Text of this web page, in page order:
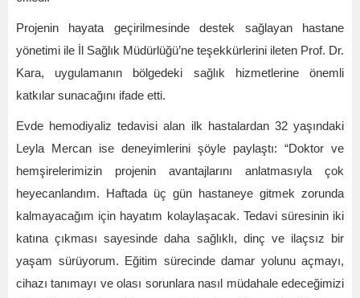
Projenin hayata geçirilmesinde destek sağlayan hastane
yönetimi ile İl Sağlık Müdürlüğü’ne teşekkürlerini ileten Prof. Dr.
Kara, uygulamanın bölgedeki sağlık hizmetlerine önemli
katkılar sunacağını ifade etti.
Evde hemodiyaliz tedavisi alan ilk hastalardan 32 yaşındaki
Leyla Mercan ise deneyimlerini şöyle paylaştı: “Doktor ve
hemşirelerimizin projenin avantajlarını anlatmasıyla çok
heyecanlandım. Haftada üç gün hastaneye gitmek zorunda
kalmayacağım için hayatım kolaylaşacak. Tedavi süresinin iki
katına çıkması sayesinde daha sağlıklı, dinç ve ilaçsız bir
yaşam sürüyorum. Eğitim sürecinde damar yolunu açmayı,
cihazı tanımayı ve olası sorunlara nasıl müdahale edeceğimizi